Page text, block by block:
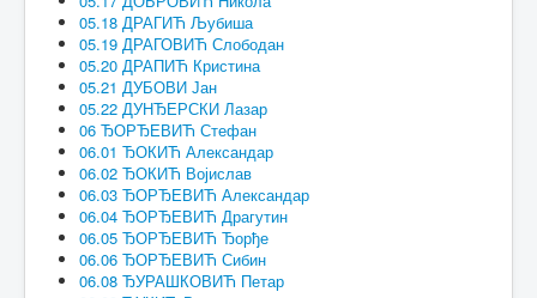
05.18 ДРАГИЋ Љубиша
05.19 ДРАГОВИЋ Слободан
05.20 ДРАПИЋ Кристина
05.21 ДУБОВИ Јан
05.22 ДУНЂЕРСКИ Лазар
06 ЂОРЂЕВИЋ Стефан
06.01 ЂОКИЋ Александар
06.02 ЂОКИЋ Војислав
06.03 ЂОРЂЕВИЋ Александар
06.04 ЂОРЂЕВИЋ Драгутин
06.05 ЂОРЂЕВИЋ Ђорђе
06.06 ЂОРЂЕВИЋ Сибин
06.08 ЂУРАШКОВИЋ Петар